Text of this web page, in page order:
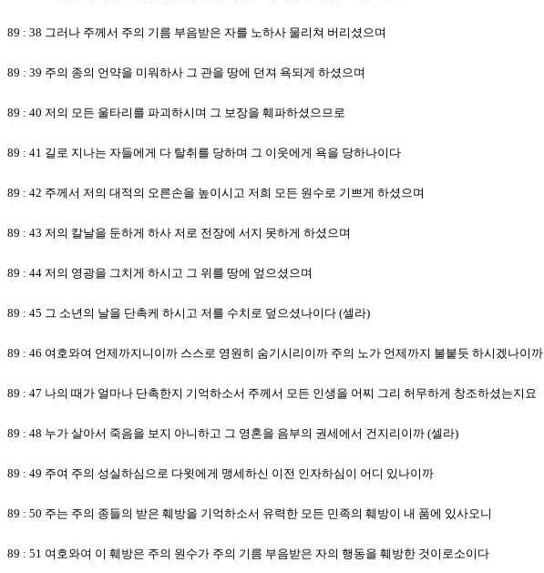
89 : 38 그러나 주께서 주의 기름 부음받은 자를 노하사 물리쳐 버리셨으며
89 : 39 주의 종의 언약을 미워하사 그 관을 땅에 던져 욕되게 하셨으며
89 : 40 저의 모든 울타리를 파괴하시며 그 보장을 훼파하셨으므로
89 : 41 길로 지나는 자들에게 다 탈취를 당하며 그 이웃에게 욕을 당하나이다
89 : 42 주께서 저의 대적의 오른손을 높이시고 저희 모든 원수로 기쁘게 하셨으며
89 : 43 저의 칼날을 둔하게 하사 저로 전장에 서지 못하게 하셨으며
89 : 44 저의 영광을 그치게 하시고 그 위를 땅에 엎으셨으며
89 : 45 그 소년의 날을 단촉케 하시고 저를 수치로 덮으셨나이다 (셀라)
89 : 46 여호와여 언제까지니이까 스스로 영원히 숨기시리이까 주의 노가 언제까지 불붙듯 하시겠나이까
89 : 47 나의 때가 얼마나 단촉한지 기억하소서 주께서 모든 인생을 어찌 그리 허무하게 창조하셨는지요
89 : 48 누가 살아서 죽음을 보지 아니하고 그 영혼을 음부의 권세에서 건지리이까 (셀라)
89 : 49 주여 주의 성실하심으로 다윗에게 맹세하신 이전 인자하심이 어디 있나이까
89 : 50 주는 주의 종들의 받은 훼방을 기억하소서 유력한 모든 민족의 훼방이 내 품에 있사오니
89 : 51 여호와여 이 훼방은 주의 원수가 주의 기름 부음받은 자의 행동을 훼방한 것이로소이다